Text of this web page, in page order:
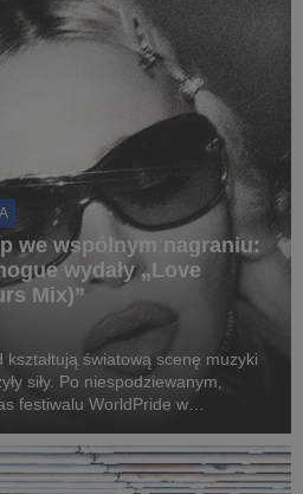
we wspólnym nagraniu:
wydały „Love
Mix)”
światową scenę muzyki
siły. Po niespodziewanym,
festiwalu WorldPride w